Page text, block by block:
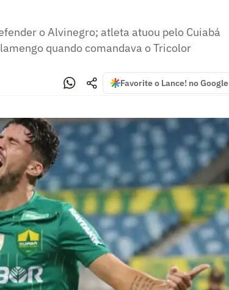
o Alvinegro; atleta atuou pelo Cuiabá
quando comandava o Tricolor
Favorite o Lance! no Google